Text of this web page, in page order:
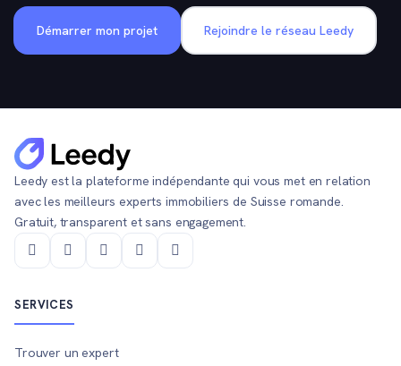
Démarrer mon projet Rejoindre le réseau Leedy
Leedy est la plateforme indépendante qui vous met en relation
avec les meilleurs experts immobiliers de Suisse romande.
Gratuit, transparent et sans engagement.
SERVICES
Trouver un expert